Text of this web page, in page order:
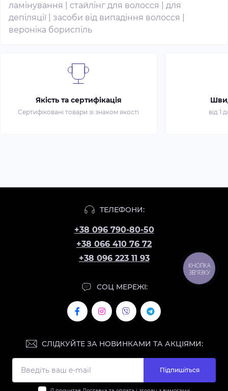
ламінування
стайлінг для волосся
для
депіляції
засоби від випадіння волосся
вероніка бориспіль
Якість та сертифікація
Сертифіковані товари зі знаком якості від 1
ТЕЛЕФОНИ:
+38 096 790-80-50
+38 066 410 76 72
+38 096 223 11 93
СОЦ МЕРЕЖІ:
СЛІДКУЙТЕ ЗА НОВИНКАМИ ТА АКЦІЯМИ:
Підпишіться
КНОПКА
ЗВ'ЯЗКУ